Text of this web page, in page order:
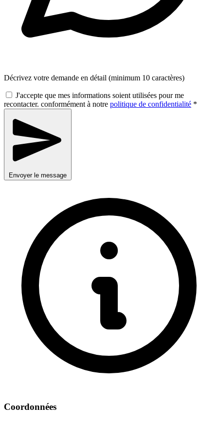
Décrivez votre demande en détail (minimum 10 caractères)
J'accepte que mes informations soient utilisées pour me
recontacter. conformément à notre politique de confidentialité *
Envoyer le message
Coordonnées